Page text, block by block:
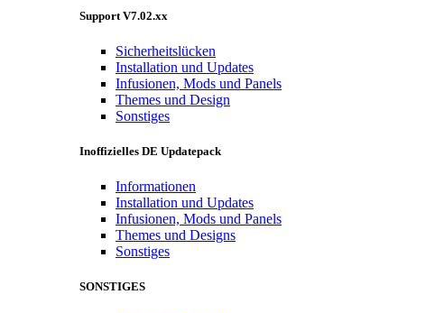
Support V7.02.xx
Sicherheitslücken
Installation und Updates
Infusionen, Mods und Panels
Themes und Design
Sonstiges
Inoffizielles DE Updatepack
Informationen
Installation und Updates
Infusionen, Mods und Panels
Themes und Designs
Sonstiges
SONSTIGES